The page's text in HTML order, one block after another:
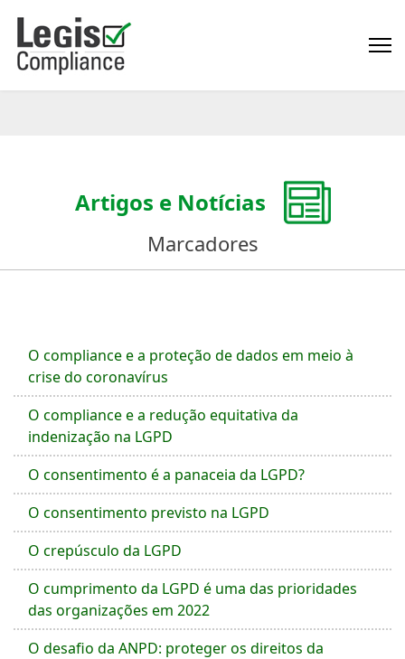
Artigos e Notícias
Marcadores
O compliance e a proteção de dados em meio à
crise do coronavírus
O compliance e a redução equitativa da
indenização na LGPD
O consentimento é a panaceia da LGPD?
O consentimento previsto na LGPD
O crepúsculo da LGPD
O cumprimento da LGPD é uma das prioridades
das organizações em 2022
O desafio da ANPD: proteger os direitos da